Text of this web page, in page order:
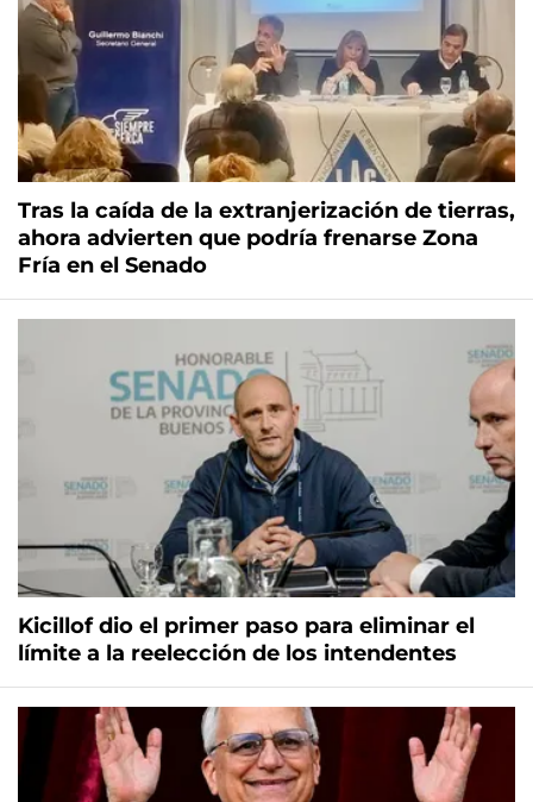
Tras la caída de la extranjerización de tierras,
ahora advierten que podría frenarse Zona
Fría en el Senado
Kicillof dio el primer paso para eliminar el
límite a la reelección de los intendentes